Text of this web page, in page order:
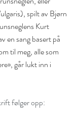
2 posts
spilt av Bjørn
Kurt
en sang basert på
til meg, alle som
går lukt inn i
følger opp: